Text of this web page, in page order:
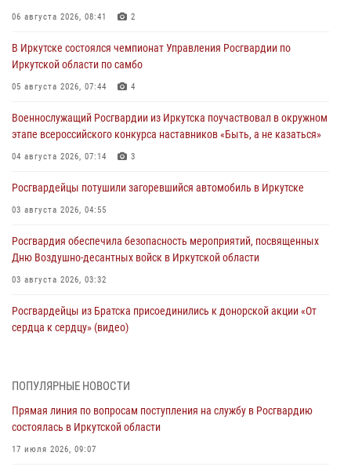
06 августа 2026, 08:41 2
В Иркутске состоялся чемпионат Управления Росгвардии по
Иркутской области по самбо
05 августа 2026, 07:44 4
Военнослужащий Росгвардии из Иркутска поучаствовал в окружном
этапе всероссийского конкурса наставников «Быть, а не казаться»
04 августа 2026, 07:14 3
Росгвардейцы потушили загоревшийся автомобиль в Иркутске
03 августа 2026, 04:55
Росгвардия обеспечила безопасность мероприятий, посвященных
Дню Воздушно-десантных войск в Иркутской области
03 августа 2026, 03:32
Росгвардейцы из Братска присоединились к донорской акции «От
сердца к сердцу» (видео)
Сотрудники Росгвардии нашли и вернули родственникам
30 июля 2026, 07:37
Росгвардия передала на нужды СВО более 200 единиц оружия от
ПОПУЛЯРНЫЕ НОВОСТИ
Прямая линия по вопросам поступления на службу в Росгвардию
состоялась в Иркутской области
17 июля 2026, 09:07